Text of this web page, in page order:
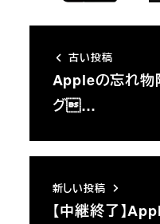
古い投稿
Appleの忘れ物
グ…
新しい投稿
【中継終了】